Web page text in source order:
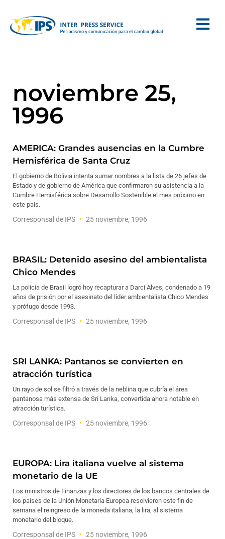
noviembre 25,
1996
AMERICA: Grandes ausencias en la Cumbre
Hemisférica de Santa Cruz
El gobierno de Bolivia intenta sumar nombres a la lista de 26 jefes de
Estado y de gobierno de América que confirmaron su asistencia a la
Cumbre Hemisférica sobre Desarrollo Sostenible el mes próximo en
este país.
Corresponsal de IPS 25 noviembre, 1996
BRASIL: Detenido asesino del ambientalista
Chico Mendes
La policía de Brasil logró hoy recapturar a Darci Alves, condenado a 19
años de prisión por el asesinato del líder ambientalista Chico Mendes
y prófugo desde 1993.
Corresponsal de IPS 25 noviembre, 1996
SRI LANKA: Pantanos se convierten en
atracción turística
Un rayo de sol se filtró a través de la neblina que cubría el área
pantanosa más extensa de Sri Lanka, convertida ahora notable en
atracción turística.
Corresponsal de IPS 25 noviembre, 1996
EUROPA: Lira italiana vuelve al sistema
monetario de la UE
Los ministros de Finanzas y los directores de los bancos centrales de
los países de la Unión Monetaria Europea resolvieron este fin de
semana el reingreso de la moneda italiana, la lira, al sistema
monetario del bloque.
Corresponsal de IPS 25 noviembre, 1996